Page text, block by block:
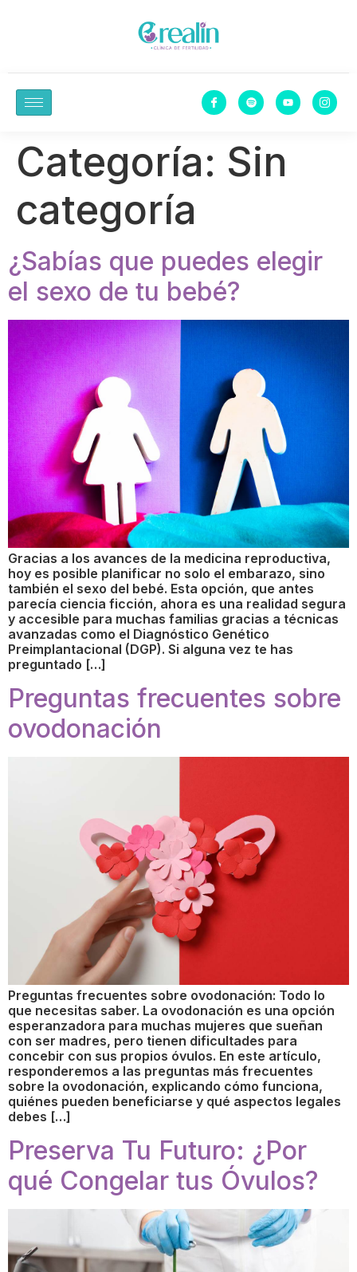
Categoría: Sin
categoría
¿Sabías que puedes elegir
el sexo de tu bebé?
Gracias a los avances de la medicina reproductiva,
hoy es posible planificar no solo el embarazo, sino
también el sexo del bebé. Esta opción, que antes
parecía ciencia ficción, ahora es una realidad segura
y accesible para muchas familias gracias a técnicas
avanzadas como el Diagnóstico Genético
Preimplantacional (DGP). Si alguna vez te has
preguntado […]
Preguntas frecuentes sobre
ovodonación
Preguntas frecuentes sobre ovodonación: Todo lo
que necesitas saber. La ovodonación es una opción
esperanzadora para muchas mujeres que sueñan
con ser madres, pero tienen dificultades para
concebir con sus propios óvulos. En este artículo,
responderemos a las preguntas más frecuentes
sobre la ovodonación, explicando cómo funciona,
quiénes pueden beneficiarse y qué aspectos legales
debes […]
Preserva Tu Futuro: ¿Por
qué Congelar tus Óvulos?